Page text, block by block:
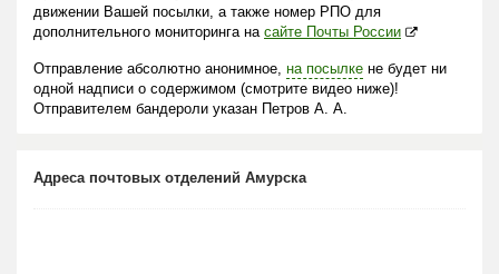
движении Вашей посылки, а также номер РПО для
дополнительного мониторинга на сайте Почты России
Отправление абсолютно анонимное, на посылке не будет ни
одной надписи о содержимом (смотрите видео ниже)!
Отправителем бандероли указан Петров А. А.
Адреса почтовых отделений Амурска